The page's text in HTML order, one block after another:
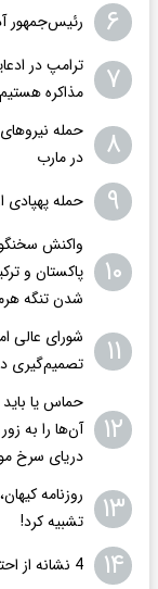
۶ رئیس‌جمهور
۷
ترامپ در
مذاکره
۸
حمله
در مارب
۹ حمله پهپادی
۱۰
واکنش
پاکستان و
شدن تنگه
۱۱
شورای عالی
تصمیم‌گیری
۱۲
حماس یا
آن‌ها را به‌
دریای سرخ
۱۳
روزنامه
تشبیه کرد!
۱۴ 4 نشانه از احتمال تغییرات وسیع و عمیق در حکمرانی